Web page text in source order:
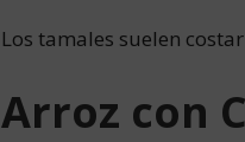
Los tamales suelen
Arroz con